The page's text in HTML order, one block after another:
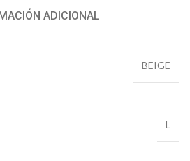
ADICIONAL
BEIGE
L